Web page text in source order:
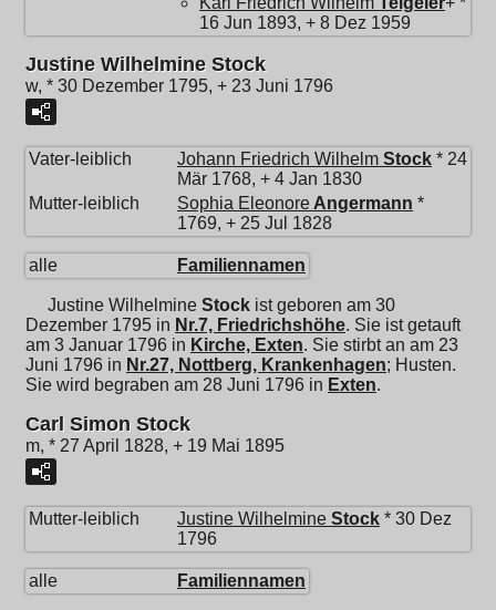
16 Jun 1893, + 8 Dez 1959
Justine Wilhelmine Stock
w, * 30 Dezember 1795, + 23 Juni 1796
Vater-leiblich Johann Friedrich Wilhelm Stock * 24
Mär 1768, + 4 Jan 1830
Mutter-leiblich
Sophia Eleonore Angermann *
1769, + 25 Jul 1828
alle Familiennamen
Justine Wilhelmine Stock ist geboren am 30
Dezember 1795 in Nr.7, Friedrichshöhe. Sie ist getauft
am 3 Januar 1796 in Kirche, Exten. Sie stirbt an am 23
Juni 1796 in Nr.27, Nottberg, Krankenhagen; Husten.
Sie wird begraben am 28 Juni 1796 in Exten.
Carl Simon Stock
m, * 27 April 1828, + 19 Mai 1895
Mutter-leiblich Justine Wilhelmine Stock * 30 Dez
1796
alle Familiennamen